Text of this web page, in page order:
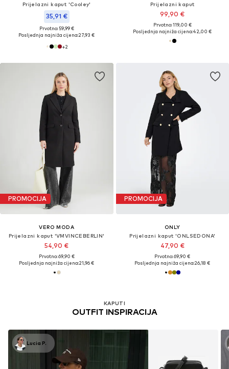
Prijelazni kaput 'Cooley'
35,91 €
Prvotno: 59,99 €
Posljednja najniža cijena:27,93 €
+2
Prijelazni kaput
99,90 €
Prvotno: 119,00 €
Posljednja najniža cijena:42,00 €
PROMOCIJA
VERO MODA
Prijelazni kaput 'VMVINCEBERLIN'
54,90 €
Prvotno: 69,90 €
Posljednja najniža cijena:21,96 €
PROMOCIJA
ONLY
Prijelazni kaput 'ONLSEDONA'
47,90 €
Prvotno: 69,90 €
Posljednja najniža cijena:26,18 €
KAPUTI
OUTFIT INSPIRACIJA
Lucia P.